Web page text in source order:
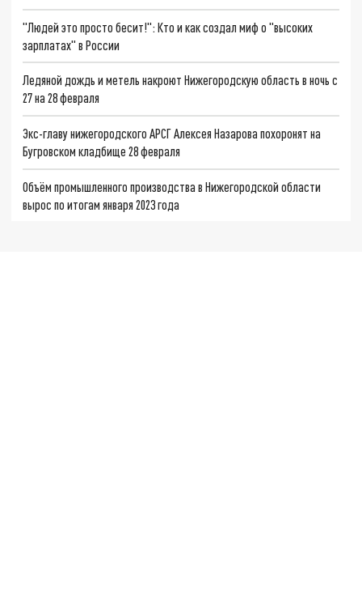
"Людей это просто бесит!": Кто и как создал миф о "высоких
зарплатах" в России
Ледяной дождь и метель накроют Нижегородскую область в ночь с
27 на 28 февраля
Экс-главу нижегородского АРСГ Алексея Назарова похоронят на
Бугровском кладбище 28 февраля
Объём промышленного производства в Нижегородской области
вырос по итогам января 2023 года